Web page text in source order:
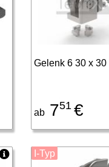
Gelenk 6 30 x 30
ab751 €
I-Typ